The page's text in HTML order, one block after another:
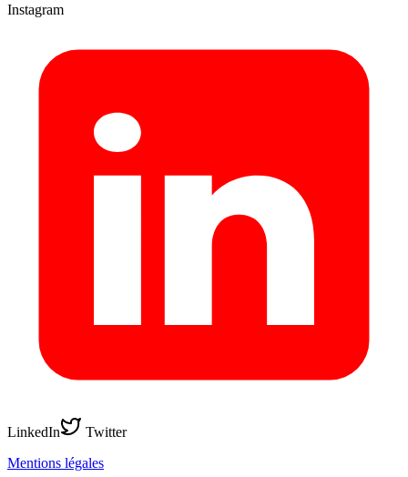
Instagram
LinkedIn
Twitter
Mentions légales